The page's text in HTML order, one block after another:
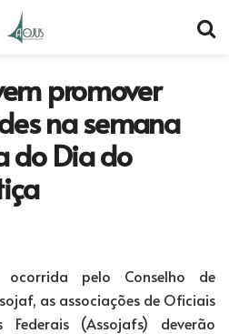
promover
na semana
do Dia do
ocorrida pelo Conselho de
as associações de Oficiais
(Assojafs) deverão